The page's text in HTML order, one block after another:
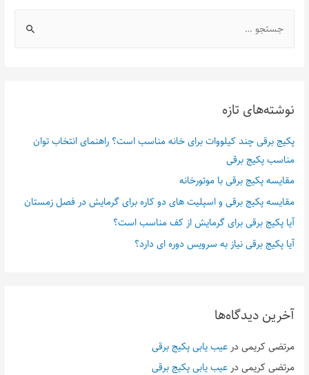
نوشته‌های تازه
پکیج برقی چند کیلووات برای خانه مناسب است؟ راهنمای انتخاب توان
مناسب پکیج برقی
مقایسه پکیج برقی با موتورخانه
مقایسه پکیج برقی و اسپلیت های دو کاره برای گرمایش در فصل زمستان
آیا پکیج برقی برای گرمایش از کف مناسب است؟
آیا پکیج برقی نیاز به سرویس دوره ای دارد؟
آخرین دیدگاه‌ها
مرتضی کریمیدرعیب یابی پکیج برقی
مرتضی کریمیدرعیب یابی پکیج برقی